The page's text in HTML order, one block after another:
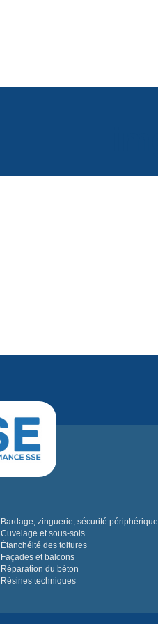
Bardage, zinguerie, sécurité périphérique
Cuvelage et sous-sols
Étanchéité des toitures
Façades et balcons
Réparation du béton
Résines techniques